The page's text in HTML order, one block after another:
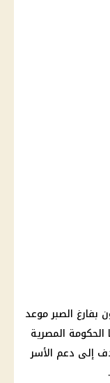
بفارغ الصبر موعد
الحكومة المصرية
إلى دعم الأسر